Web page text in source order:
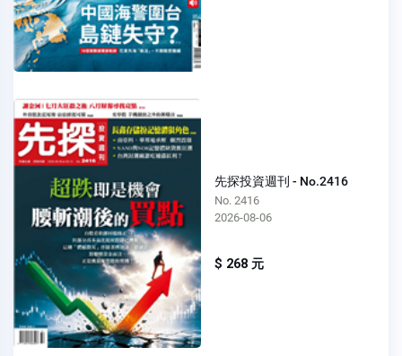
先探投資週刊 - No.2416
No. 2416
2026-08-06
$ 268 元